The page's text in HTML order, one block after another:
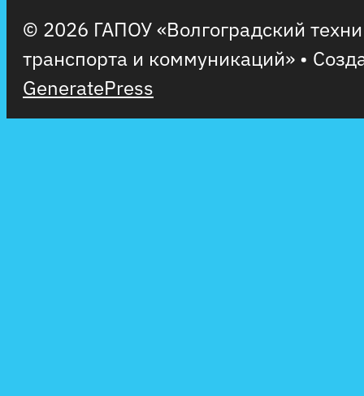
© 2026 ГАПОУ «Волгоградский
транспорта и коммуникаций» •
GeneratePress